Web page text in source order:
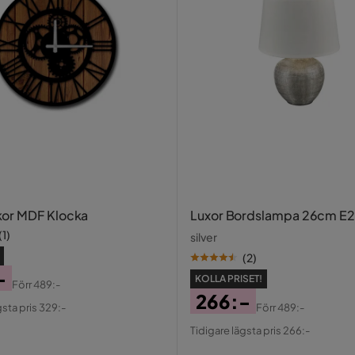
MDF Klocka
1)
Förr489:-
pris 329:-
Luxor Bordslampa 26cm
silver
(2)
KOLLA PRISET!
Pris
266:-
Original
Förr489:-
Tidigare lägsta pris 266:-